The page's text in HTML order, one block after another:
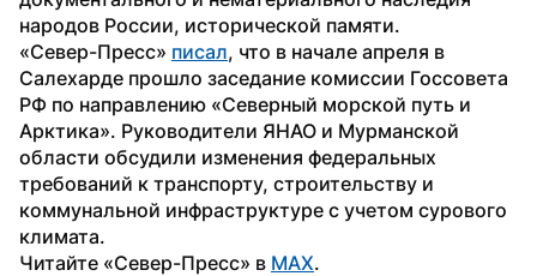
народов России, исторической памяти.
«Север-Пресс» писал, что в начале апреля в
Салехарде прошло заседание комиссии Госсовета
РФ по направлению «Северный морской путь и
Арктика». Руководители ЯНАО и Мурманской
области обсудили изменения федеральных
требований к транспорту, строительству и
коммунальной инфраструктуре с учетом сурового
климата.
Читайте «Север-Пресс» в MAX.